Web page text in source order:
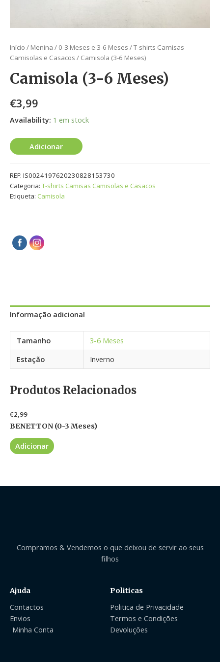
Início / Menina / 0-3 Meses e 3-6 Meses /T-shirts Camisas
Camisolas e Casacos / Camisola (3-6 Meses)
Camisola (3-6 Meses)
€3,99
Availability: 1 em stock
Adicionar
REF: IS0024197620230828153730
Categoria: T-shirts Camisas Camisolas e Casacos
Etiqueta: Camisola
Informação adicional
Tamanho
3-6 Meses
Estação
Inverno
Produtos Relacionados
€2,99
BENETTON (0-3 Meses)
Adicionar
Compramos & Vendemos o que deixou de servir ao seus
filhos
Ajuda
Contactos
Envios
Minha Conta
Politicas
Politica de Privacidade
Termos e Condições
Devoluções